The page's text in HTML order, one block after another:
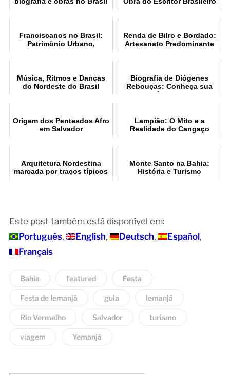
Franciscanos no Brasil:
Patrimônio Urbano,
Arquitetônico e Artístico
Renda de Bilro e Bordado:
Artesanato Predominante
no Ceará
Música, Ritmos e Danças
do Nordeste do Brasil
Biografia de Diógenes
Rebouças: Conheça sua
trajetória e legado
Origem dos Penteados Afro
em Salvador
Lampião: O Mito e a
Realidade do Cangaço
Arquitetura Nordestina
marcada por traços típicos
Monte Santo na Bahia:
História e Turismo
Este post também está disponível em:
Português
English Deutsch
Español
Français
Bahia featured Festa
Festa de Iemanjá guia Iemanjá
Rio Vermelho Salvador turismo
viagem Yemanjá